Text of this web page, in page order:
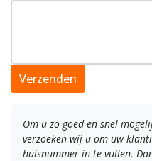
Verzenden
Om u zo goed en snel
verzoeken wij u om uw
huisnummer in te vullen.